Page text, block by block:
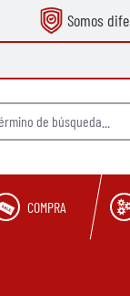
Somos
COMPRA